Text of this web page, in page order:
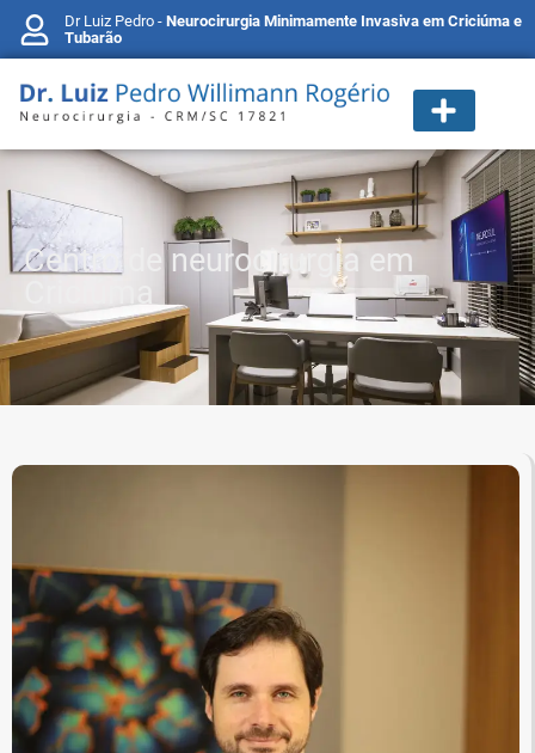
Dr Luiz Pedro - Neurocirurgia Minimamente Invasiva em Criciúma e
Tubarão
Centro de neurocirurgia em